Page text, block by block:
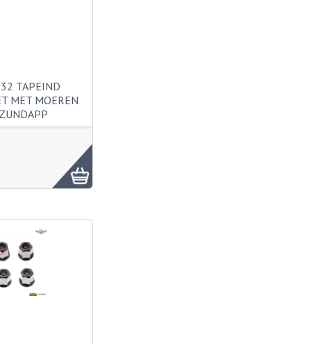
TAPEIND
MET MOEREN